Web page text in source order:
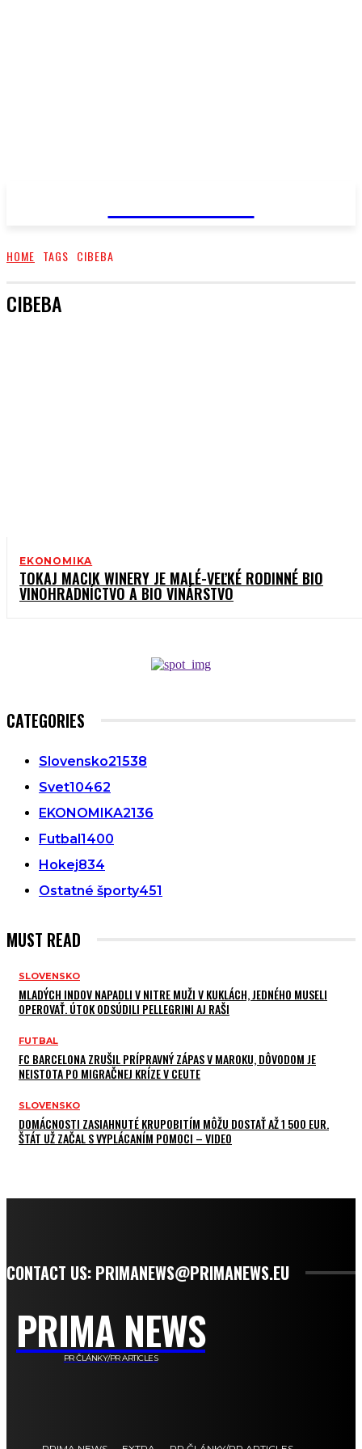
HOME TAGS CIBEBA
CIBEBA
EKONOMIKA
TOKAJ MACIK WINERY JE MALÉ-VEĽKÉ RODINNÉ BIO
VINOHRADNÍCTVO A BIO VINÁRSTVO
CATEGORIES
Slovensko21538
Svet10462
EKONOMIKA2136
Futbal1400
Hokej834
Ostatné športy451
MUST READ
SLOVENSKO
MLADÝCH INDOV NAPADLI V NITRE MUŽI V KUKLÁCH, JEDNÉHO MUSELI
OPEROVAŤ. ÚTOK ODSÚDILI PELLEGRINI AJ RAŠI
FUTBAL
FC BARCELONA ZRUŠIL PRÍPRAVNÝ ZÁPAS V MAROKU, DÔVODOM JE
NEISTOTA PO MIGRAČNEJ KRÍZE V CEUTE
SLOVENSKO
DOMÁCNOSTI ZASIAHNUTÉ KRUPOBITÍM MÔŽU DOSTAŤ AŽ 1 500 EUR.
ŠTÁT UŽ ZAČAL S VYPLÁCANÍM POMOCI – VIDEO
CONTACT US: PRIMANEWS@PRIMANEWS.EU
PRIMA NEWS
PR ČLÁNKY/PR ARTICLES